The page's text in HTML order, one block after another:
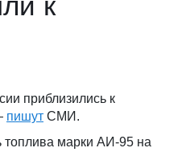
приблизились к
пишут СМИ.
топлива марки АИ-95 на